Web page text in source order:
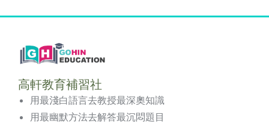
高軒教育補習社
用最淺白語言去教授最深奧知識
用最幽默方法去解答最沉悶題目